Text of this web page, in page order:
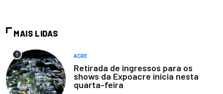
MAIS LIDAS
1 ACRE
Retirada de ingressos para os
shows da Expoacre inicia nesta
quarta-feira